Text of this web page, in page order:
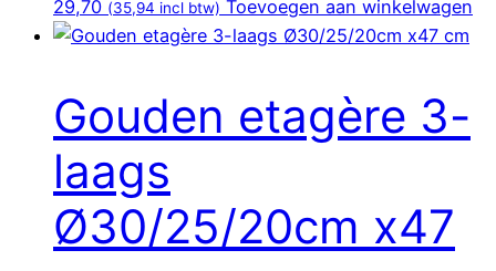
29,70 (35,94 incl btw) Toevoegen aan winkelwagen
Gouden etagère 3-
laags
Ø30/25/20cm x47